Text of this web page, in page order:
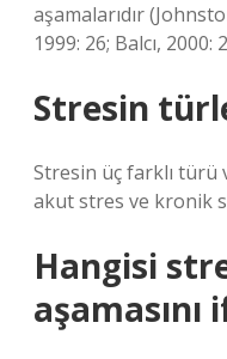
aşamalarıdır
1999: 26; Balcı, 2000:
Stresin
Stresin üç farklı türü
akut stres ve kronik
Hangisi
aşamasını